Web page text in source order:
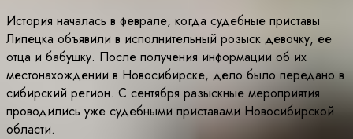
История началась в феврале, когда судебные приставы
Липецка объявили в исполнительный розыск девочку, ее
отца и бабушку. После получения информации об их
местонахождении в Новосибирске, дело было передано в
сибирский регион. С сентября разыскные мероприятия
проводились уже судебными приставами Новосибирской
области.